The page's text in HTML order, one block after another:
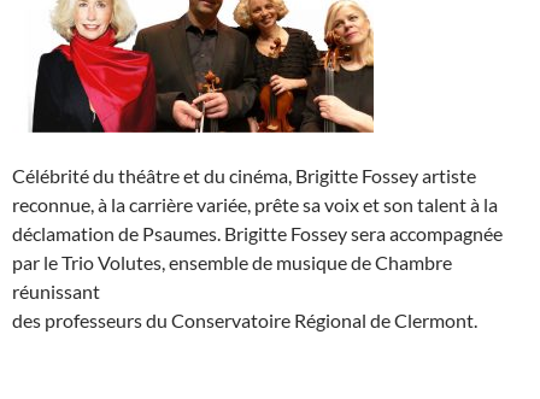
Célébrité du théâtre et du cinéma, Brigitte Fossey artiste
reconnue, à la carrière variée, prête sa voix et son talent à la
déclamation de Psaumes. Brigitte Fossey sera accompagnée
par le Trio Volutes, ensemble de musique de Chambre
réunissant
des professeurs du Conservatoire Régional de Clermont.